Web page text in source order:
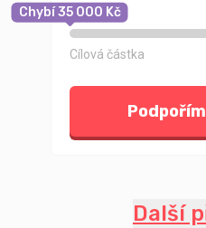
Chybí 35 000 Kč
Cílová částka
Další